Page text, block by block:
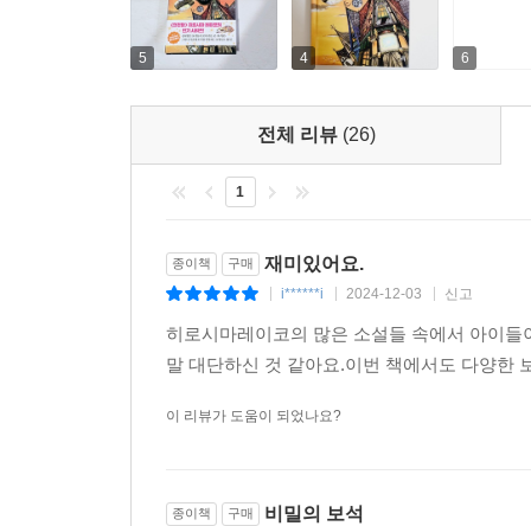
5 4 6
전체 리뷰 (26)
1
종이책 구매 재미있어요.
i******i 2024-12-03 신고
히로시마레이코의 많은 소설들 속에서 아이
말 대단하신 것 같아요.이번 책에서도 다양한
이 리뷰가 도움이 되었나요?
종이책 구매 비밀의 보석